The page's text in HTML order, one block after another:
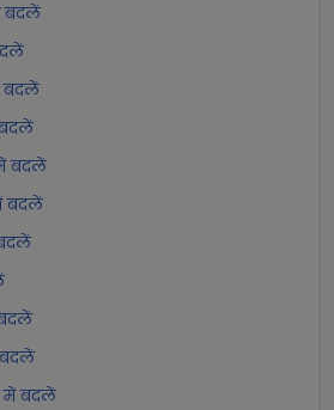
बदलें
बदलें
बदलें
बदलें
बदलें
बदलें
बदलें
में बदलें